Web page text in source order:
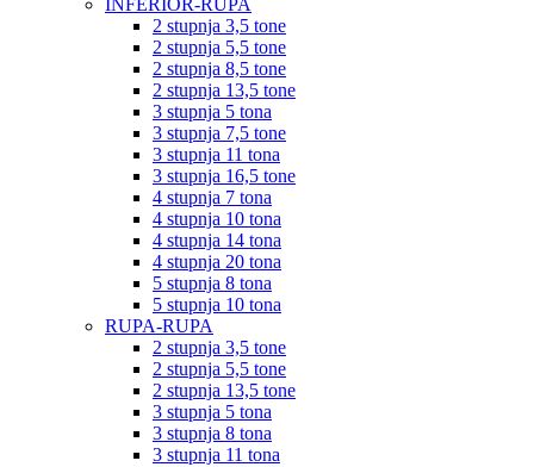
INFERIOR-RUPA
2 stupnja 3,5 tone
2 stupnja 5,5 tone
2 stupnja 8,5 tone
2 stupnja 13,5 tone
3 stupnja 5 tona
3 stupnja 7,5 tone
3 stupnja 11 tona
3 stupnja 16,5 tone
4 stupnja 7 tona
4 stupnja 10 tona
4 stupnja 14 tona
4 stupnja 20 tona
5 stupnja 8 tona
5 stupnja 10 tona
RUPA-RUPA
2 stupnja 3,5 tone
2 stupnja 5,5 tone
2 stupnja 13,5 tone
3 stupnja 5 tona
3 stupnja 8 tona
3 stupnja 11 tona